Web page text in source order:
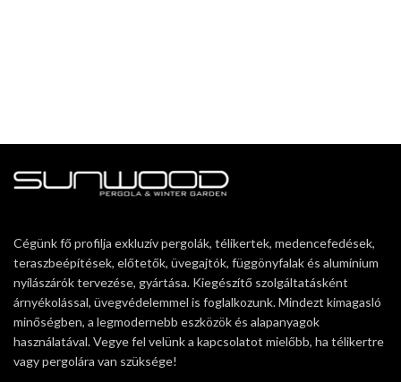
Cégünk fő profilja exkluzív pergolák, télikertek, medencefedések,
teraszbeépítések, előtetők, üvegajtók, függönyfalak és alumínium
nyílászárók tervezése, gyártása. Kiegészítő szolgáltatásként
árnyékolással, üvegvédelemmel is foglalkozunk. Mindezt kimagasló
minőségben, a legmodernebb eszközök és alapanyagok
használatával. Vegye fel velünk a kapcsolatot mielőbb, ha télikertre
vagy pergolára van szüksége!